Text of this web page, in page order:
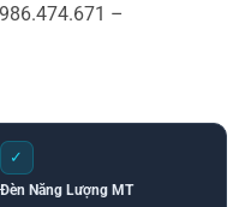
–
✓
Đèn Năng Lượng MT